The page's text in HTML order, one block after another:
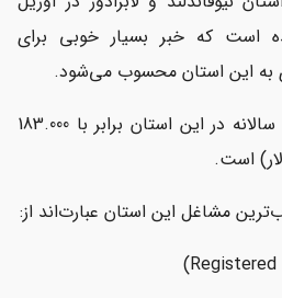
رسیده است که خبر بسیار خوبی برای
به این استان محسوب می‌شود.
علاوه‌براین، بیشترین درآمد سالانه در این استان برابر با 183.000